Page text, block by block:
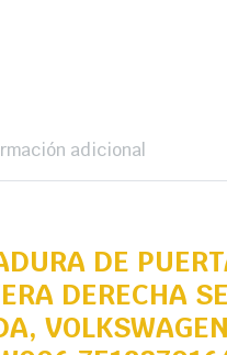
adicional
DE
DERECHA
VOLKSWAGEN